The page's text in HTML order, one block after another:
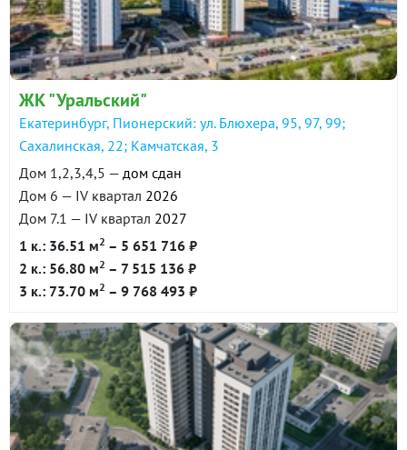
ЖК "Уральский"
Екатеринбург, Пионерский: ул. Блюхера, 95, 97, 99;
Сахалинская, 22; Камчатская, 3
Дом 1,2,3,4,5 — дом сдан
Дом 6 — IV квартал 2026
Дом 7.1 — IV квартал 2027
1 к.: 36.51 м2 – 5 651 716 ₽
2 к.: 56.80 м2 – 7 515 136 ₽
3 к.: 73.70 м2 – 9 768 493 ₽